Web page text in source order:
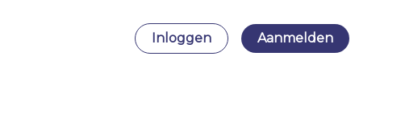
Inloggen Aanmelden